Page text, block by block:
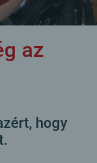
az
hogy